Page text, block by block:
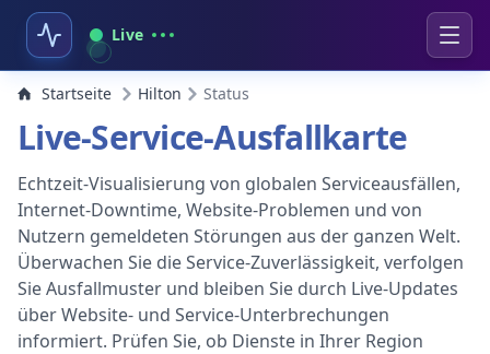
Live
Startseite Hilton Status
Live-Service-Ausfallkarte
Echtzeit-Visualisierung von globalen Serviceausfällen,
Internet-Downtime, Website-Problemen und von
Nutzern gemeldeten Störungen aus der ganzen Welt.
Überwachen Sie die Service-Zuverlässigkeit, verfolgen
Sie Ausfallmuster und bleiben Sie durch Live-Updates
über Website- und Service-Unterbrechungen
informiert. Prüfen Sie, ob Dienste in Ihrer Region